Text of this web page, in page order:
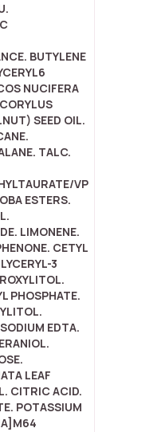
BUTYLENE
NUCIFERA
SEED OIL.
TALC.
VP
ESTERS.
LIMONENE.
CETYL
3
PHOSPHATE.
EDTA.
LEAF
CITRIC ACID.
POTASSIUM